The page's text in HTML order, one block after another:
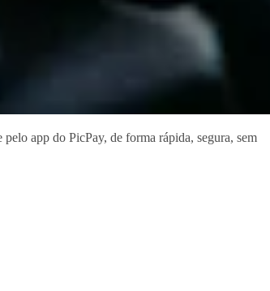
app do PicPay, de forma rápida, segura, sem